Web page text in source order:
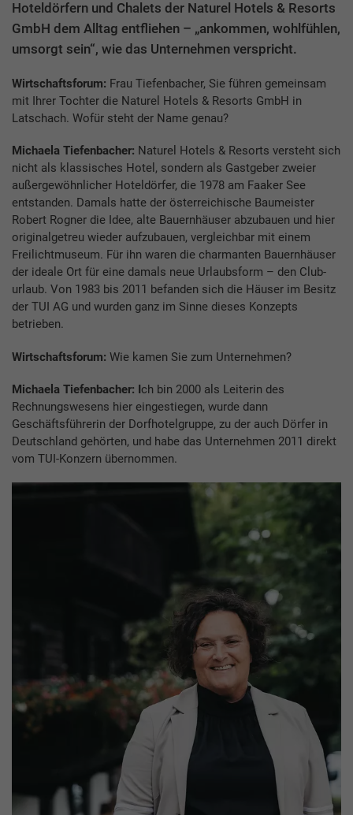
Hoteldörfern und Chalets der Naturel Hotels & Resorts
GmbH dem Alltag entfliehen – „ankommen, wohlfühlen,
umsorgt sein“, wie das Unternehmen verspricht.
Wirtschaftsforum: Frau Tiefenbacher, Sie führen gemeinsam
mit Ihrer Tochter die Naturel Hotels & Resorts GmbH in
Latschach. Wofür steht der Name genau?
Michaela Tiefenbacher: Naturel Hotels & Resorts versteht sich
nicht als klassisches Hotel, sondern als Gastgeber zweier
außergewöhnlicher Hoteldörfer, die 1978 am Faaker See
entstanden. Damals hatte der österreichische Baumeister
Robert Rogner die Idee, alte Bauernhäuser abzubauen und hier
originalgetreu wieder aufzubauen, vergleichbar mit einem
Freilichtmuseum. Für ihn waren die charmanten Bauernhäuser
der ideale Ort für eine damals neue Urlaubsform – den Club­
urlaub. Von 1983 bis 2011 befanden sich die Häuser im Besitz
der TUI AG und wurden ganz im Sinne dieses Konzepts
betrieben.
Wirtschaftsforum: Wie kamen Sie zum Unternehmen?
Michaela Tiefenbacher: Ich bin 2000 als Leiterin des
Rechnungswesens hier eingestiegen, wurde dann
Geschäftsführerin der Dorfhotelgruppe, zu der auch Dörfer in
Deutschland gehörten, und habe das Unternehmen 2011 direkt
vom TUI-Konzern übernommen.